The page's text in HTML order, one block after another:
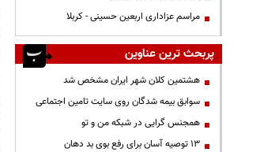
مراسم عزاداری اربعین حسینی - کربلا
پربحث ترین عناوین
هشتمین کلان شهر ایران مشخص شد
سوابق بیمه شدگان روی سایت تامین اجتماعی
همجنس گرایی در شبکه من و تو
13 توصیه آسان برای رفع بوی بد دهان